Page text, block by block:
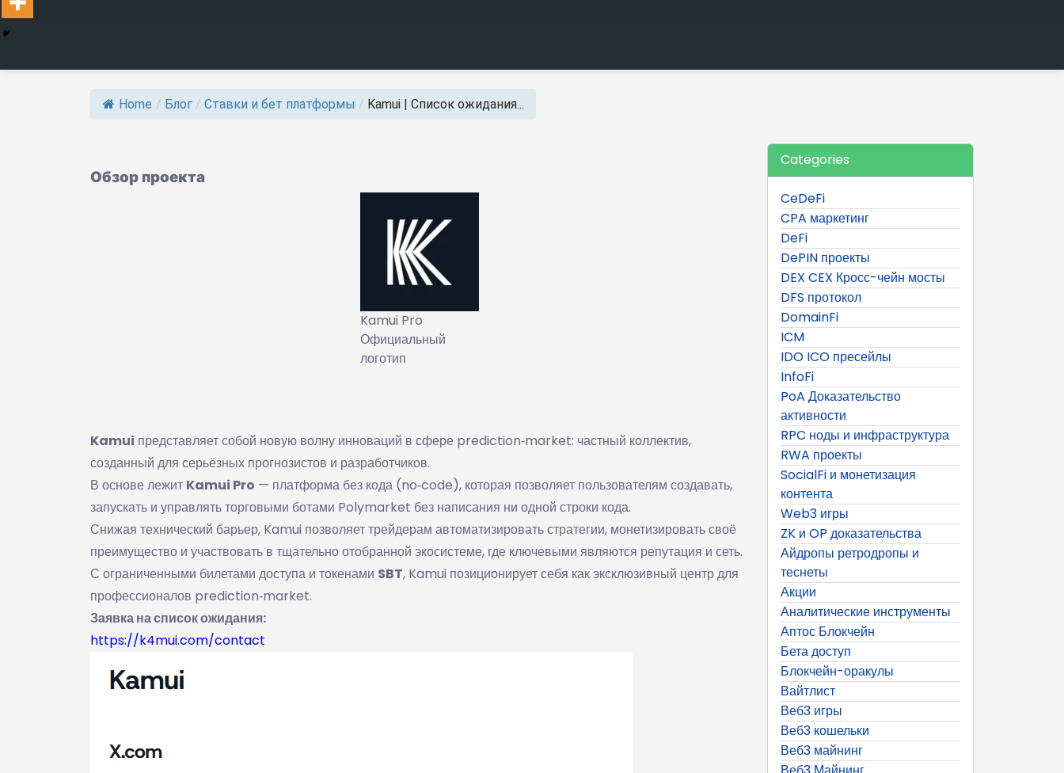
Home / Блог / Ставки и бет платформы / Kamui | Список ожидания...
Обзор проекта
Kamui Pro
Официальный
логотип
Kamui представляет собой новую волну инноваций в сфере prediction‑market: частный коллектив,
созданный для серьёзных прогнозистов и разработчиков.
В основе лежит Kamui Pro — платформа без кода (no‑code), которая позволяет пользователям создавать,
запускать и управлять торговыми ботами Polymarket без написания ни одной строки кода.
Снижая технический барьер, Kamui позволяет трейдерам автоматизировать стратегии, монетизировать своё
преимущество и участвовать в тщательно отобранной экосистеме, где ключевыми являются репутация и сеть.
С ограниченными билетами доступа и токенами SBT, Kamui позиционирует себя как эксклюзивный центр для
профессионалов prediction‑market.
Заявка на список ожидания:
https://k4mui.com/contact
Categories
CeDeFi
CPA маркетинг
DeFi
DePIN проекты
DEX CEX Кросс-чейн мосты
DFS протокол
DomainFi
ICM
IDO ICO пресейлы
InfoFi
PoA Доказательство
активности
RPC ноды и инфраструктура
RWA проекты
SocialFi и монетизация
контента
Web3 игры
ZK и OP доказательства
Айдропы ретродропы и
теснеты
Акции
Аналитические инструменты
Аптос Блокчейн
Бета доступ
Блокчейн-оракулы
Вайтлист
Веб3 игры
Веб3 кошельки
Веб3 майнинг